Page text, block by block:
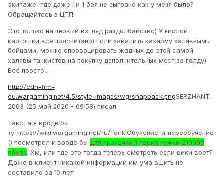
экипаже, где даже ни 1 боя не сыграно как у меня было?
Обращайтесь в ЦПП!
Это только на первый взгляд раздолбайство) У кислой
картошки всё подсчитано) Если завалить казарму халявнымы
бойцами, можно спровоцировать жадных до этой самой
халявы танкистов на покупку дополнительных мест за голду)
Всё просто...
http://cdn-frm-
eu.wargaming.net/4.5/style_images/wg/snapback.pngSERZHANT_
2003 (25 май 2020 - 09:58) писал:
Такс, а я вроде бы
тутhttps://wiki.wargaming.net/ru/Tank:Обучение_и_переобучение
() посмотрел и вроде бы для прокачки 1 перка нужно 210060
опыта. Хм, или где это тогда теперь смотреть если вики врет?
Даже в клиент никакой информации им ума вшить не
составило за 10 лет.